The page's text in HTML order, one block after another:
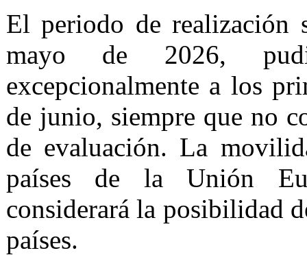
El periodo de realización
mayo de 2026,
excepcionalmente a los
de junio, siempre que no
de evaluación. La
países de la Unión
considerará la posibilidad
países.